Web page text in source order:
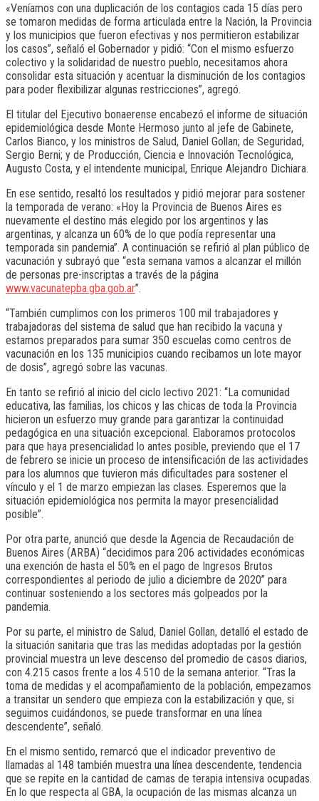
«Veníamos con una duplicación de los contagios cada 15 días pero
se tomaron medidas de forma articulada entre la Nación, la Provincia
y los municipios que fueron efectivas y nos permitieron estabilizar
los casos”, señaló el Gobernador y pidió: “Con el mismo esfuerzo
colectivo y la solidaridad de nuestro pueblo, necesitamos ahora
consolidar esta situación y acentuar la disminución de los contagios
para poder flexibilizar algunas restricciones”, agregó.
El titular del Ejecutivo bonaerense encabezó el informe de situación
epidemiológica desde Monte Hermoso junto al jefe de Gabinete,
Carlos Bianco, y los ministros de Salud, Daniel Gollan; de Seguridad,
Sergio Berni; y de Producción, Ciencia e Innovación Tecnológica,
Augusto Costa, y el intendente municipal, Enrique Alejandro Dichiara.
En ese sentido, resaltó los resultados y pidió mejorar para sostener
la temporada de verano: «Hoy la Provincia de Buenos Aires es
nuevamente el destino más elegido por los argentinos y las
argentinas, y alcanza un 60% de lo que podía representar una
temporada sin pandemia”. A continuación se refirió al plan público de
vacunación y subrayó que “esta semana vamos a alcanzar el millón
de personas pre-inscriptas a través de la página
www.vacunatepba.gba.gob.ar”.
“También cumplimos con los primeros 100 mil trabajadores y
trabajadoras del sistema de salud que han recibido la vacuna y
estamos preparados para sumar 350 escuelas como centros de
vacunación en los 135 municipios cuando recibamos un lote mayor
de dosis”, agregó sobre las vacunas.
En tanto se refirió al inicio del ciclo lectivo 2021: “La comunidad
educativa, las familias, los chicos y las chicas de toda la Provincia
hicieron un esfuerzo muy grande para garantizar la continuidad
pedagógica en una situación excepcional. Elaboramos protocolos
para que haya presencialidad lo antes posible, previendo que el 17
de febrero se inicie un proceso de intensificación de las actividades
para los alumnos que tuvieron más dificultades para sostener el
vínculo y el 1 de marzo empiezan las clases. Esperemos que la
situación epidemiológica nos permita la mayor presencialidad
posible”.
Por otra parte, anunció que desde la Agencia de Recaudación de
Buenos Aires (ARBA) “decidimos para 206 actividades económicas
una exención de hasta el 50% en el pago de Ingresos Brutos
correspondientes al periodo de julio a diciembre de 2020” para
continuar sosteniendo a los sectores más golpeados por la
pandemia.
Por su parte, el ministro de Salud, Daniel Gollan, detalló el estado de
la situación sanitaria que tras las medidas adoptadas por la gestión
provincial muestra un leve descenso del promedio de casos diarios,
con 4.215 casos frente a los 4.510 de la semana anterior. “Tras la
toma de medidas y el acompañamiento de la población, empezamos
a transitar un sendero que empieza con la estabilización y que, si
seguimos cuidándonos, se puede transformar en una línea
descendente”, señaló.
En el mismo sentido, remarcó que el indicador preventivo de
llamadas al 148 también muestra una línea descendente, tendencia
que se repite en la cantidad de camas de terapia intensiva ocupadas.
En lo que respecta al GBA, la ocupación de las mismas alcanza un